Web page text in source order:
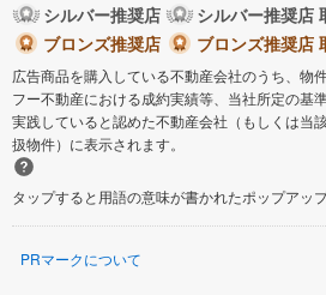
シルバー推奨店
シルバー推奨店
ブロンズ推奨店
ブロンズ推奨店
広告商品を購入している不動産会社のうち、物
フー不動産における成約実績等、当社所定の基
実践していると認めた不動産会社（もしくは当
扱物件）に表示されます。
タップすると用語の意味が書かれたポップアップ
PRマークについて